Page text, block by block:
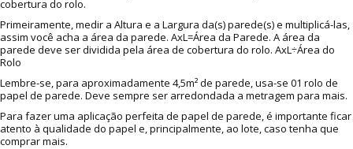
cobertura do rolo.
Primeiramente, medir a Altura e a Largura da(s) parede(s) e multiplicá-las,
assim você acha a área da parede. AxL=Área da Parede. A área da
parede deve ser dividida pela área de cobertura do rolo. AxL÷Área do
Rolo
Lembre-se, para aproximadamente 4,5m² de parede, usa-se 01 rolo de
papel de parede. Deve sempre ser arredondada a metragem para mais.
Para fazer uma aplicação perfeita de papel de parede, é importante ficar
atento à qualidade do papel e, principalmente, ao lote, caso tenha que
comprar mais.